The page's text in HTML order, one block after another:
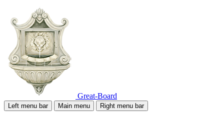
Great-Board
Left menu bar Main menu Right menu bar